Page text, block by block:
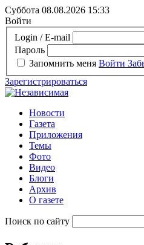
Суббота 08.08.2026 15:33
Войти
Login / E-mail
Пароль
Запомнить меня Войти
Зарегистрироваться
Новости
Газета
Приложения
Темы
Фото
Видео
Блоги
Архив
О газете
Поиск по сайту